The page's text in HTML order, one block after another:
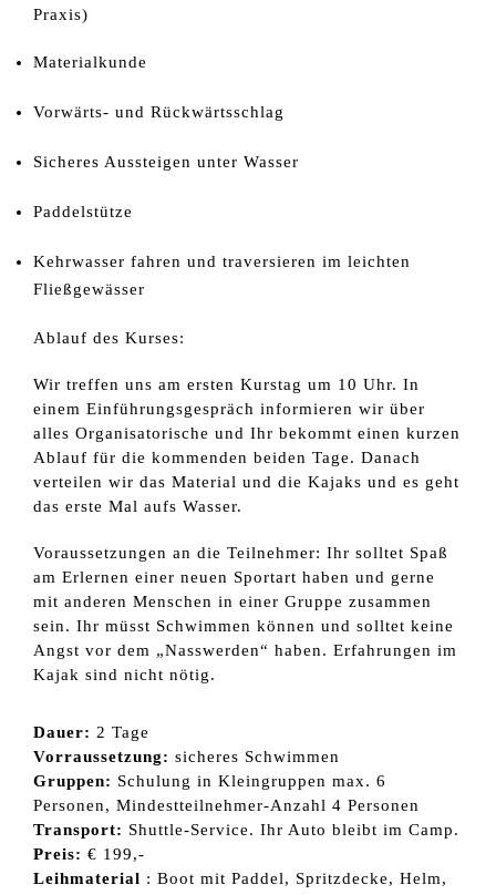
Praxis)
Materialkunde
Vorwärts- und Rückwärtsschlag
Sicheres Aussteigen unter Wasser
Paddelstütze
Kehrwasser fahren und traversieren im leichten
Fließgewässer
Ablauf des Kurses:
Wir treffen uns am ersten Kurstag um 10 Uhr. In
einem Einführungsgespräch informieren wir über
alles Organisatorische und Ihr bekommt einen kurzen
Ablauf für die kommenden beiden Tage. Danach
verteilen wir das Material und die Kajaks und es geht
das erste Mal aufs Wasser.
Voraussetzungen an die Teilnehmer: Ihr solltet Spaß
am Erlernen einer neuen Sportart haben und gerne
mit anderen Menschen in einer Gruppe zusammen
sein. Ihr müsst Schwimmen können und solltet keine
Angst vor dem „Nasswerden“ haben. Erfahrungen im
Kajak sind nicht nötig.
Dauer: 2 Tage
Vorraussetzung: sicheres Schwimmen
Gruppen: Schulung in Kleingruppen max. 6
Personen, Mindestteilnehmer-Anzahl 4 Personen
Transport: Shuttle-Service. Ihr Auto bleibt im Camp.
Preis: € 199,-
Leihmaterial : Boot mit Paddel, Spritzdecke, Helm,